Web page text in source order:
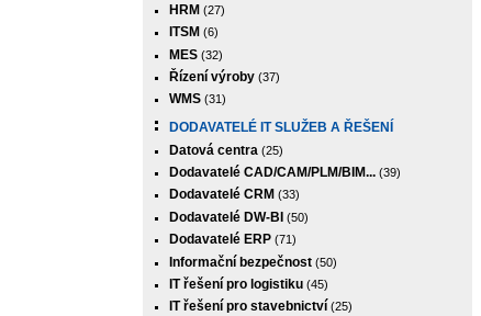
HRM (27)
ITSM (6)
MES(32)
Řízení výroby(37)
WMS(31)
DODAVATELÉ IT SLUŽEB A ŘEŠENÍ
Datová centra (25)
Dodavatelé CAD/CAM/PLM/BIM...(39)
Dodavatelé CRM (33)
Dodavatelé DW-BI (50)
Dodavatelé ERP(71)
Informační bezpečnost(50)
IT řešení pro logistiku(45)
IT řešení pro stavebnictví(25)